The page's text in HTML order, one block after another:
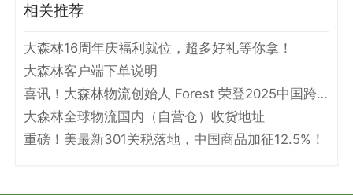
相关推荐
大森林16周年庆福利就位，超多好礼等你拿！
大森林客户端下单说明
喜讯！大森林物流创始人 Forest 荣登2025中国跨境电商物流名人堂！
大森林全球物流国内（自营仓）收货地址
重磅！美最新301关税落地，中国商品加征12.5%！